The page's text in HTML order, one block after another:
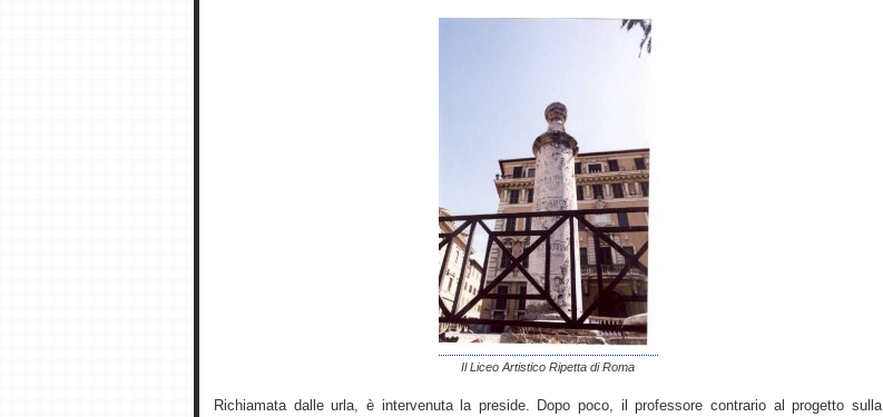
Il Liceo Artistico Ripetta di Roma
Richiamata dalle urla, è intervenuta la preside. Dopo poco, il professore contrario al progetto sulla